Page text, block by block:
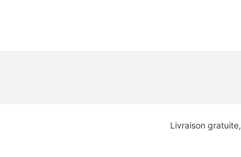
Livraison gratuite,